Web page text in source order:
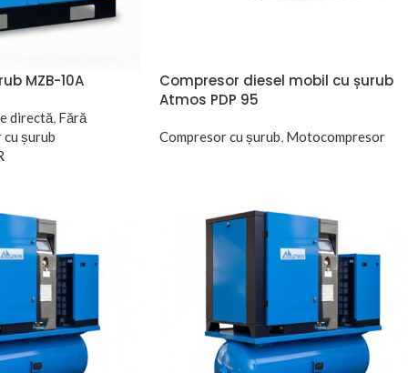
MZB-10A
directă, Fără
cu șurub
Compresor diesel mobil cu șurub
Atmos PDP 95
Compresor cu șurub, Motocompresor